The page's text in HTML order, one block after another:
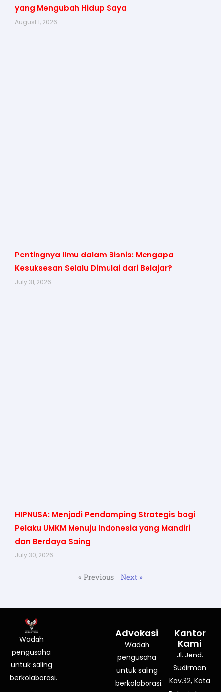
yang Mengubah Hidup Saya
August 1, 2026
Pentingnya Ilmu dalam Bisnis: Mengapa
Kesuksesan Selalu Dimulai dari Belajar?
July 31, 2026
HIPNUSA: Menjadi Pendamping Strategis bagi
Pelaku UMKM Menuju Indonesia yang Mandiri
dan Berdaya Saing
July 30, 2026
« Previous Next »
Wadah
pengusaha
untuk saling
berkolaborasi.
Advokasi
Wadah
pengusaha
untuk saling
berkolaborasi.
Kantor
Kami
Jl. Jend.
Sudirman
Kav.32, Kota